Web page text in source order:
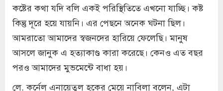
কষ্টের কথা যদি বলি একই পরিস্থিতিতে এখনো যাচ্ছি। কষ্ট
কিন্তু দূরে হয়ে যায়নি। এর পেছনে অনেক ঘটনা ছিল।
আমরাতো আমাদের স্বজনদের হারিয়ে ফেলেছি। মানুষ
আসলে জানুক এ হত্যাকাণ্ড কারা করেছে। কেনও এত বছর
পরও আমাদের মুভমেন্টে বাধা হয়।
লে. কর্নেল এনায়েতুল হকের মেয়ে নাবিলা বলেন, এটা